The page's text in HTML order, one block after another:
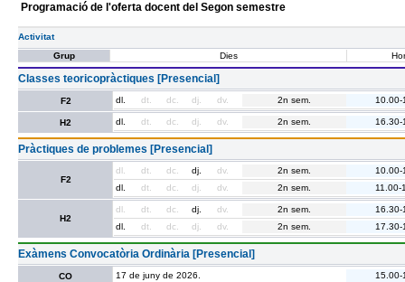
Programació de l'oferta docent del Segon semestre
Activitat
Grup
Dies
Classes teoricopràctiques [Presencial]
F2 dl. dt. dc. dj. dv. 2n sem. 10.00-
H2 dl. dt. dc. dj. dv. 2n sem. 16.30-
Pràctiques de problemes [Presencial]
F2
dl. dt. dc. dj. dv. 2n sem.
10.00-
dl.
dt. dc. dj. dv. 2n sem. 11.00-
H2
dl. dt. dc. dj. dv. 2n sem.
16.30-
dl.
dt. dc. dj. dv. 2n sem. 17.30-
Exàmens Convocatòria Ordinària [Presencial]
CO 17 de juny de 2026. 15.00-